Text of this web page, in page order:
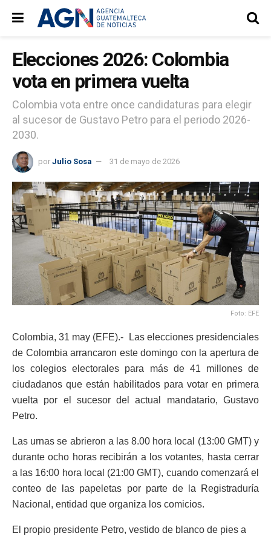
Elecciones 2026: Colombia
vota en primera vuelta
Colombia vota entre once candidaturas para elegir
al sucesor de Gustavo Petro para el periodo 2026-
2030.
por Julio Sosa 31 de mayo de 2026
Foto: EFE
Colombia, 31 may (EFE).- Las elecciones presidenciales
de Colombia arrancaron este domingo con la apertura de
los colegios electorales para más de 41 millones de
ciudadanos que están habilitados para votar en primera
vuelta por el sucesor del actual mandatario, Gustavo
Petro.
Las urnas se abrieron a las 8.00 hora local (13:00 GMT) y
durante ocho horas recibirán a los votantes, hasta cerrar
a las 16:00 hora local (21:00 GMT), cuando comenzará el
conteo de las papeletas por parte de la Registraduría
Nacional, entidad que organiza los comicios.
El propio presidente Petro, vestido de blanco de pies a